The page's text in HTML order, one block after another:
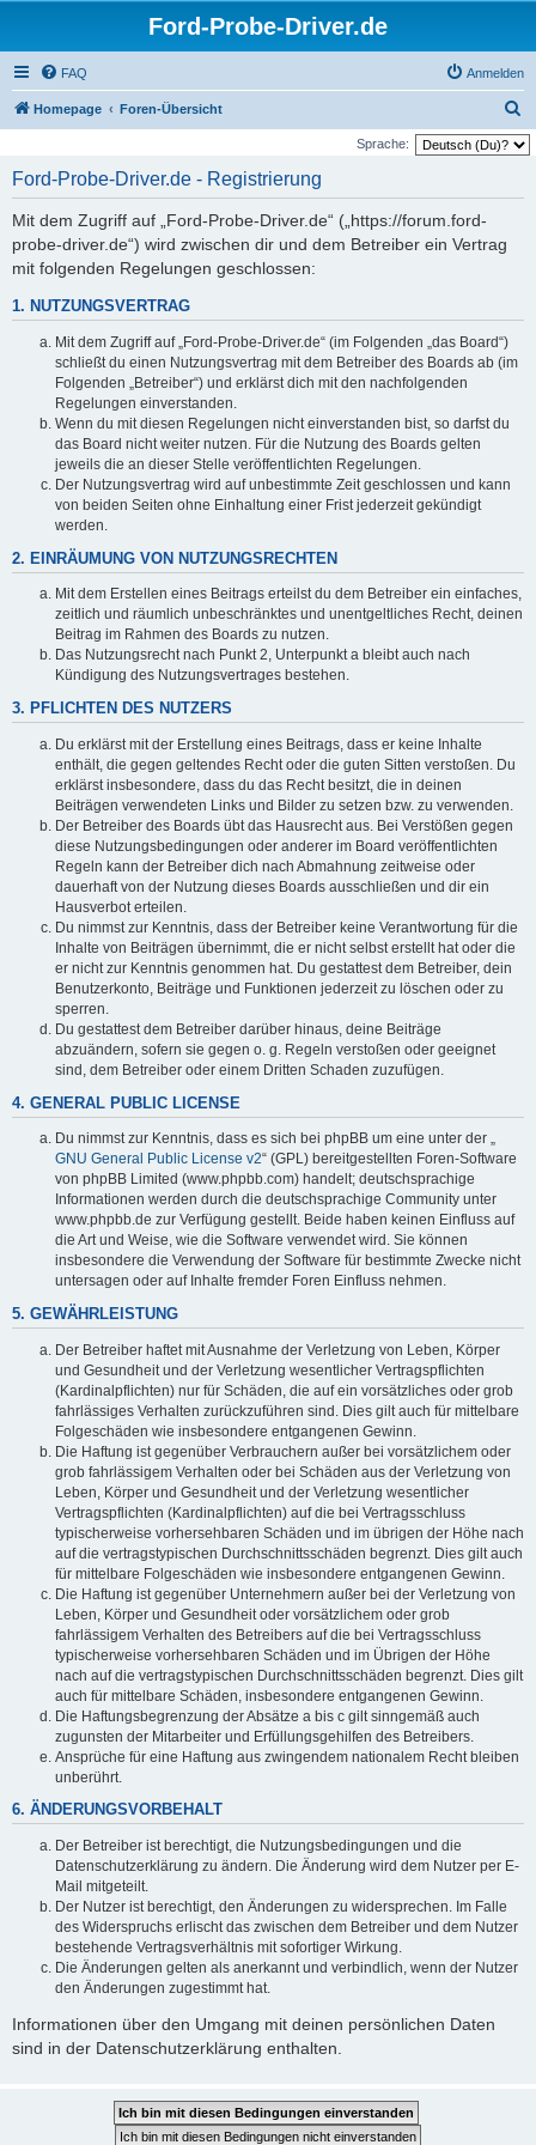
Ford-Probe-Driver.de
FAQ Anmelden
Homepage Foren-Übersicht
u
Sprache:
Ford-Probe-Driver.de - Registrierung
Mit dem Zugriff auf „Ford-Probe-Driver.de“ („https://forum.ford-
probe-driver.de“) wird zwischen dir und dem Betreiber ein Vertrag
mit folgenden Regelungen geschlossen:
1. NUTZUNGSVERTRAG
Mit dem Zugriff auf „Ford-Probe-Driver.de“ (im Folgenden „das Board“)
schließt du einen Nutzungsvertrag mit dem Betreiber des Boards ab (im
Folgenden „Betreiber“) und erklärst dich mit den nachfolgenden
Regelungen einverstanden.
Wenn du mit diesen Regelungen nicht einverstanden bist, so darfst du
das Board nicht weiter nutzen. Für die Nutzung des Boards gelten
jeweils die an dieser Stelle veröffentlichten Regelungen.
Der Nutzungsvertrag wird auf unbestimmte Zeit geschlossen und kann
von beiden Seiten ohne Einhaltung einer Frist jederzeit gekündigt
werden.
2. EINRÄUMUNG VON NUTZUNGSRECHTEN
Mit dem Erstellen eines Beitrags erteilst du dem Betreiber ein einfaches,
zeitlich und räumlich unbeschränktes und unentgeltliches Recht, deinen
Beitrag im Rahmen des Boards zu nutzen.
Das Nutzungsrecht nach Punkt 2, Unterpunkt a bleibt auch nach
Kündigung des Nutzungsvertrages bestehen.
3. PFLICHTEN DES NUTZERS
Du erklärst mit der Erstellung eines Beitrags, dass er keine Inhalte
enthält, die gegen geltendes Recht oder die guten Sitten verstoßen. Du
erklärst insbesondere, dass du das Recht besitzt, die in deinen
Beiträgen verwendeten Links und Bilder zu setzen bzw. zu verwenden.
Der Betreiber des Boards übt das Hausrecht aus. Bei Verstößen gegen
diese Nutzungsbedingungen oder anderer im Board veröffentlichten
Regeln kann der Betreiber dich nach Abmahnung zeitweise oder
dauerhaft von der Nutzung dieses Boards ausschließen und dir ein
Hausverbot erteilen.
Du nimmst zur Kenntnis, dass der Betreiber keine Verantwortung für die
Inhalte von Beiträgen übernimmt, die er nicht selbst erstellt hat oder die
er nicht zur Kenntnis genommen hat. Du gestattest dem Betreiber, dein
Benutzerkonto, Beiträge und Funktionen jederzeit zu löschen oder zu
sperren.
Du gestattest dem Betreiber darüber hinaus, deine Beiträge
abzuändern, sofern sie gegen o. g. Regeln verstoßen oder geeignet
sind, dem Betreiber oder einem Dritten Schaden zuzufügen.
4. GENERAL PUBLIC LICENSE
Du nimmst zur Kenntnis, dass es sich bei phpBB um eine unter der „
GNU General Public License v2“ (GPL) bereitgestellten Foren-Software
von phpBB Limited (www.phpbb.com) handelt; deutschsprachige
Informationen werden durch die deutschsprachige Community unter
www.phpbb.de zur Verfügung gestellt. Beide haben keinen Einfluss auf
die Art und Weise, wie die Software verwendet wird. Sie können
insbesondere die Verwendung der Software für bestimmte Zwecke nicht
untersagen oder auf Inhalte fremder Foren Einfluss nehmen.
5. GEWÄHRLEISTUNG
Der Betreiber haftet mit Ausnahme der Verletzung von Leben, Körper
und Gesundheit und der Verletzung wesentlicher Vertragspflichten
(Kardinalpflichten) nur für Schäden, die auf ein vorsätzliches oder grob
fahrlässiges Verhalten zurückzuführen sind. Dies gilt auch für mittelbare
Folgeschäden wie insbesondere entgangenen Gewinn.
Die Haftung ist gegenüber Verbrauchern außer bei vorsätzlichem oder
grob fahrlässigem Verhalten oder bei Schäden aus der Verletzung von
Leben, Körper und Gesundheit und der Verletzung wesentlicher
Vertragspflichten (Kardinalpflichten) auf die bei Vertragsschluss
typischerweise vorhersehbaren Schäden und im übrigen der Höhe nach
auf die vertragstypischen Durchschnittsschäden begrenzt. Dies gilt auch
für mittelbare Folgeschäden wie insbesondere entgangenen Gewinn.
Die Haftung ist gegenüber Unternehmern außer bei der Verletzung von
Leben, Körper und Gesundheit oder vorsätzlichem oder grob
fahrlässigem Verhalten des Betreibers auf die bei Vertragsschluss
typischerweise vorhersehbaren Schäden und im Übrigen der Höhe
nach auf die vertragstypischen Durchschnittsschäden begrenzt. Dies gilt
auch für mittelbare Schäden, insbesondere entgangenen Gewinn.
Die Haftungsbegrenzung der Absätze a bis c gilt sinngemäß auch
zugunsten der Mitarbeiter und Erfüllungsgehilfen des Betreibers.
Ansprüche für eine Haftung aus zwingendem nationalem Recht bleiben
unberührt.
6. ÄNDERUNGSVORBEHALT
Der Betreiber ist berechtigt, die Nutzungsbedingungen und die
Datenschutzerklärung zu ändern. Die Änderung wird dem Nutzer per E-
Mail mitgeteilt.
Der Nutzer ist berechtigt, den Änderungen zu widersprechen. Im Falle
des Widerspruchs erlischt das zwischen dem Betreiber und dem Nutzer
bestehende Vertragsverhältnis mit sofortiger Wirkung.
Die Änderungen gelten als anerkannt und verbindlich, wenn der Nutzer
den Änderungen zugestimmt hat.
Informationen über den Umgang mit deinen persönlichen Daten
sind in der Datenschutzerklärung enthalten.